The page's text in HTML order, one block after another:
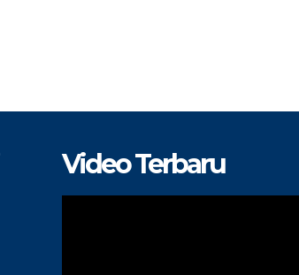
Video Terbaru